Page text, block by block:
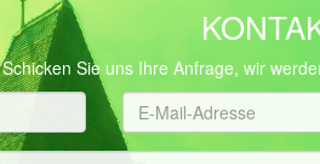
Schicken Sie uns Ihre Anfrage, wir